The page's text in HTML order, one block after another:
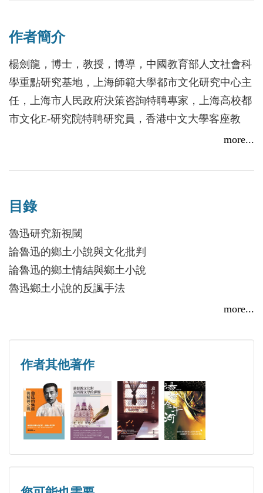
福》、《故鄉》、《傷逝》、魯迅對二十年代鄉土作
研究之研究」評說《魯迅回憶錄》、嚴家炎、吳中
傑、王吉鵬及韓國的魯迅研究；「魯迅的過去時與現
在時」談論魯迅研究的誤區、開拓、歷史與現狀等。
著者力圖在對於魯迅作品的細致研讀中，在多角度的
深入分析探究中，深入闡釋魯迅作品的意義和價值。
作者簡介
楊劍龍，博士，教授，博導，中國教育部人文社會科
學重點研究基地，上海師範大學都市文化研究中心主
任，上海市人民政府決策咨詢特聘專家，上海高校都
市文化E-研究院特聘研究員，香港中文大學客座教
授，紐約大學訪問教授，中國作家協會會員，上海市
作十餘部。曾多次獲中國上海市哲學社會科學優秀成
說、散文、詩歌多篇。
more...
目錄
魯迅研究新視閾
論魯迅的鄉土小說與文化批判
論魯迅的鄉土情結與鄉土小說
魯迅鄉土小說的反諷手法
論魯迅與基督教文化
悖論式的人物與悖論式的思想──論魯迅《野草》的
詞語悖反、母題悖論和藝術張力
貓頭鷹與獅子──魯迅與森歐外小說創作之比較
走進魯迅的世界
「從紛擾中尋出一點閒靜來」──論魯迅的《朝花夕
拾》
寂寞中的?喊──魯迅《?喊》新論
more...
作者其他著作